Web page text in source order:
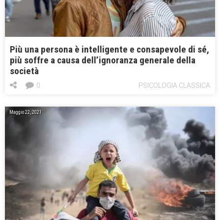
Più una persona è intelligente e consapevole di sé,
più soffre a causa dell’ignoranza generale della
società
PSICOLOGIA CLASSICA
0
Maggio 22, 2021